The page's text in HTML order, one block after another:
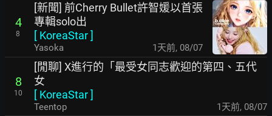
4
8
[新聞] 前Cherry Bullet許智媛以首張
專輯solo出
[ KoreaStar]
Yasoka 1天前, 08/07
8
10
[閒聊] X進行的「最受女同志歡迎的第四、五代
女
[ KoreaStar]
Teentop 1天前, 08/07